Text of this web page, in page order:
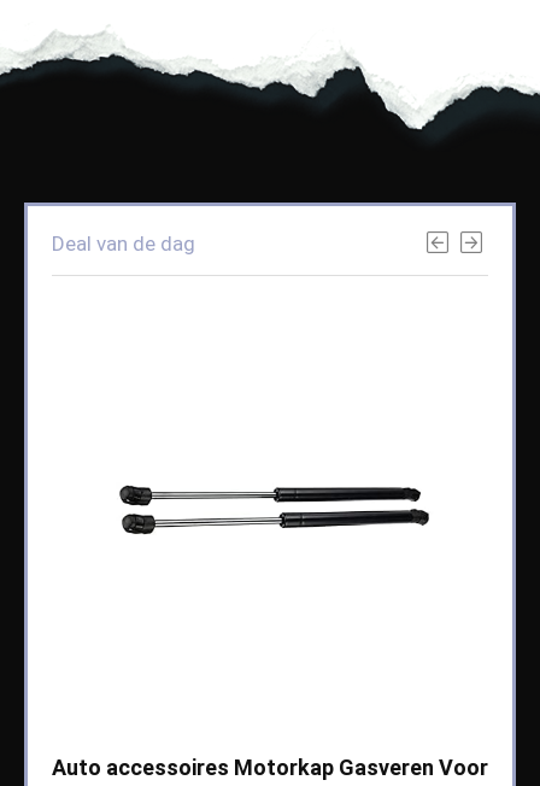
Deal van de dag
Auto accessoires Motorkap Gasveren Voor